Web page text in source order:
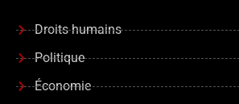
Droits humains
Politique
Économie